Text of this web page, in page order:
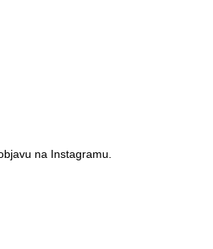
na Instagramu.